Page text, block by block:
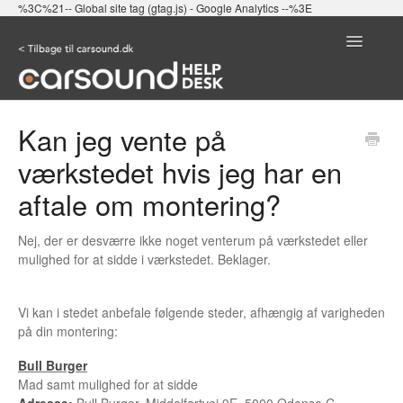
%3C%21-- Global site tag (gtag.js) - Google Analytics --%3E
Toggle
Kan jeg vente på
værkstedet hvis jeg har en
aftale om montering?
Nej, der er desværre ikke noget venterum på værkstedet eller
mulighed for at sidde i værkstedet. Beklager.
Vi kan i stedet anbefale følgende steder, afhængig af varigheden
på din montering:
Bull Burger
Mad samt mulighed for at sidde